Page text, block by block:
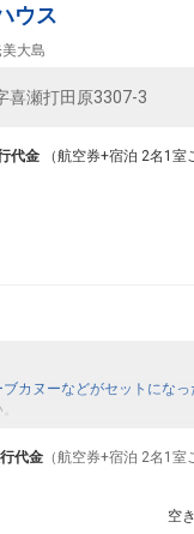
ウス
大島
喜瀬打田原3307-3
代金 （航空券+宿泊 2名1室
ブカヌーなどがセットにな
代金 （航空券+宿泊 2名1室
空